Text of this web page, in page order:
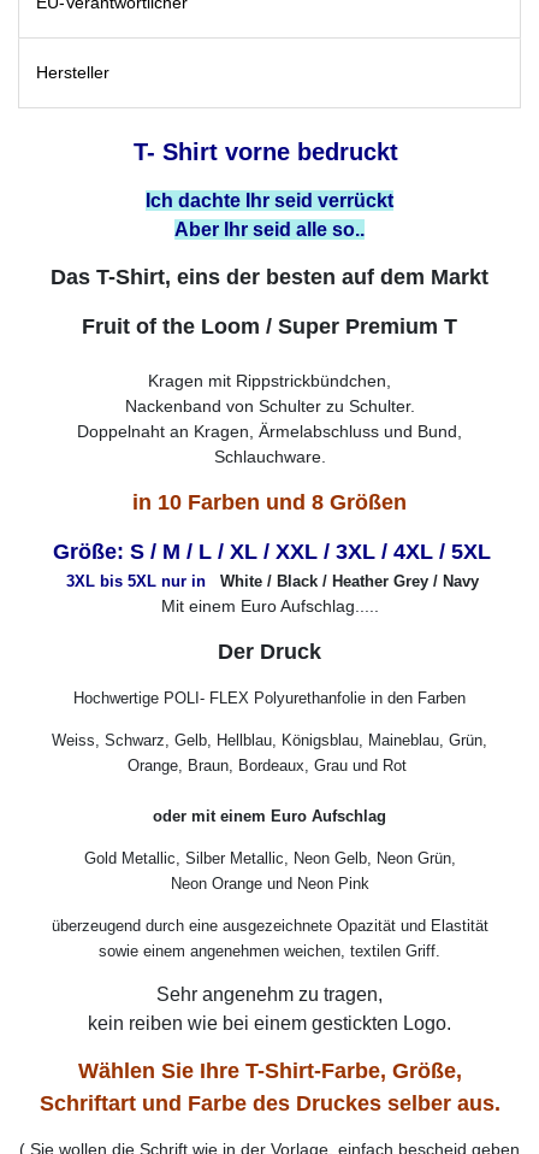
Hersteller
T- Shirt vorne bedruckt
Ich dachte Ihr seid verrückt
Aber Ihr seid alle so..
Das T-Shirt, eins der besten auf dem Markt
Fruit of the Loom / Super Premium T
Kragen mit Rippstrickbündchen,
Nackenband von Schulter zu Schulter.
Doppelnaht an Kragen, Ärmelabschluss und Bund,
Schlauchware.
in 10 Farben und 8 Größen
Größe: S / M / L / XL / XXL / 3XL / 4XL / 5XL
3XL bis 5XL nur inWhite / Black / Heather Grey / Navy
Mit einem Euro Aufschlag.....
Der Druck
Hochwertige POLI- FLEX Polyurethanfolie in den Farben
Weiss, Schwarz, Gelb, Hellblau, Königsblau, Maineblau, Grün,
Orange, Braun, Bordeaux, Grau und Rot
oder mit einem Euro Aufschlag
Gold Metallic, Silber Metallic, Neon Gelb, Neon Grün,
Neon Orange und Neon Pink
überzeugend durch eine ausgezeichnete Opazität und Elastität
sowie einem angenehmen weichen, textilen Griff.
Sehr angenehm zu tragen,
kein reiben wie bei einem gestickten Logo.
Wählen Sie Ihre T-Shirt-Farbe, Größe,
Schriftart und Farbe des Druckes selber aus.
( Sie wollen die Schrift wie in der Vorlage, einfach bescheid geben